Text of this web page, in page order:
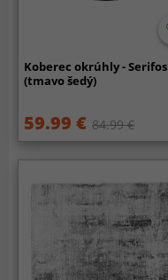
Koberec okrúhly - Serifos
(tmavo šedý)
59.99 € 84.99 €